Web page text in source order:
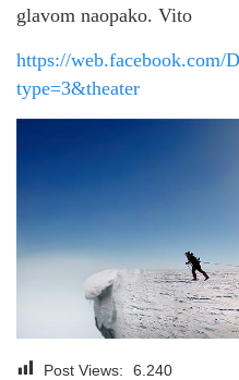
glavom naopako. Vito
https://web.facebook.com/
type=3&theater
Post Views: 6.240